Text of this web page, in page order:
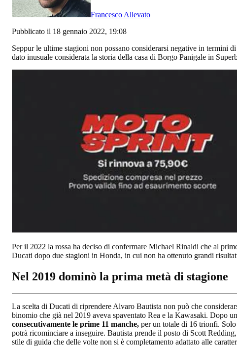
Francesco Allevato
Pubblicato il 18 gennaio 2022, 19:08
Seppur le ultime stagioni non possano considerarsi negative in termini
dato inusuale considerata la storia della casa di Borgo Panigale in
Per il 2022 la rossa ha deciso di confermare Michael Rinaldi che al
Ducati dopo due stagioni in Honda, in cui non ha ottenuto grandi
Nel 2019 dominò la prima metà di stagione
La scelta di Ducati di riprendere Alvaro Bautista non può che
binomio che già nel 2019 aveva spaventato Rea e la Kawasaki. Dopo
consecutivamente le prime 11 manche, per un totale di 16 trionfi. Solo
potrà ricominciare a inseguire. Bautista prende il posto di Scott
stile di guida che delle volte non si è completamento adattato alle